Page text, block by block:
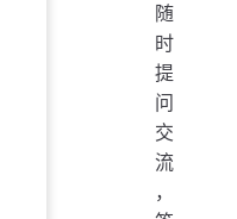
随
时
提
问
交
流
，